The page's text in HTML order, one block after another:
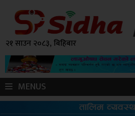
२१ साउन २०८३, बिहिबार
MENUS